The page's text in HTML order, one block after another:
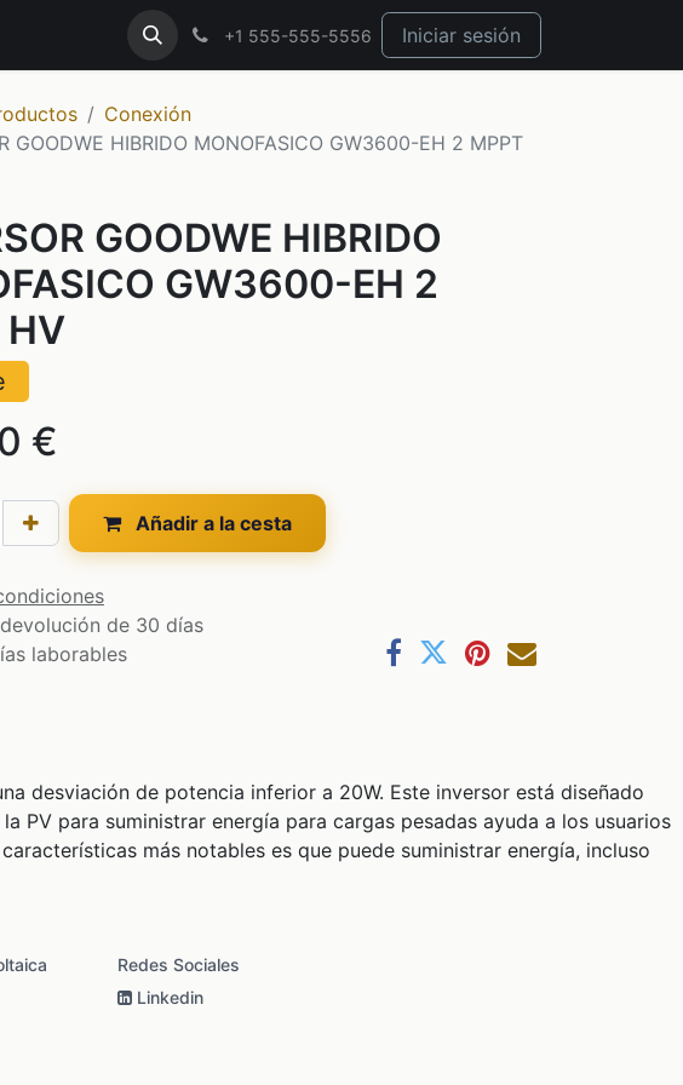
+1 555-555-5556 Iniciar sesión
Conexión
GOODWE HIBRIDO MONOFASICO GW3600-EH 2 MPPT
GOODWE HIBRIDO
GW3600-EH 2
HV
€
Añadir a la cesta
de 30 días
laborables
desviación de potencia inferior a 20W. Este inversor está diseñado
PV para suministrar energía para cargas pesadas ayuda a los usuarios
más notables es que puede suministrar energía, incluso
Redes Sociales
Linkedin